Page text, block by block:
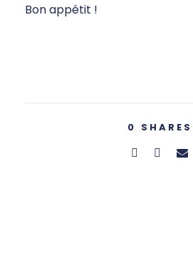
Bon appétit !
0 SHARES